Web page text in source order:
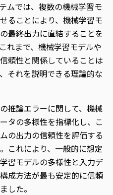
ムでは、複数の機械学習モ
ることにより、機械学習モ
最終出力に直結することを
れまで、機械学習モデルや
頼性と関係していることは
それを説明できる理論的な
推論エラーに関して、機械
タの多様性を指標化し、こ
の出力の信頼性を評価する
これにより、一般的に想定
習モデルの多様性と入力デ
成方法が最も安定的に信頼
した。